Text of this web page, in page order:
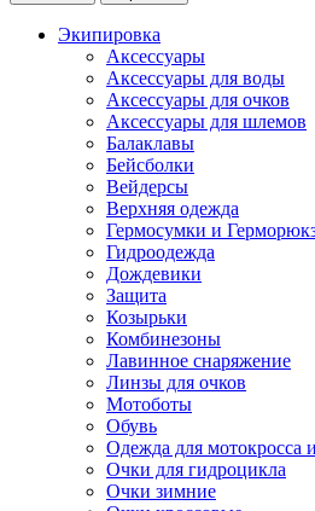
Экипировка
Аксессуары
Аксессуары для воды
Аксессуары для очков
Аксессуары для шлемов
Балаклавы
Бейсболки
Вейдерсы
Верхняя одежда
Гермосумки и
Гидроодежда
Дождевики
Защита
Козырьки
Комбинезоны
Лавинное снаряжение
Линзы для очков
Мотоботы
Обувь
Одежда для мотокросса
Очки для гидроцикла
Очки зимние